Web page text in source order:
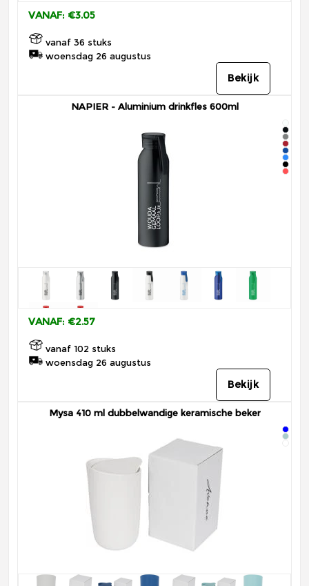
VANAF: €3.05
vanaf 36 stuks
woensdag 26 augustus
Bekijk
NAPIER - Aluminium drinkfles 600ml
VANAF: €2.57
vanaf 102 stuks
woensdag 26 augustus
Bekijk
Mysa 410 ml dubbelwandige keramische beker